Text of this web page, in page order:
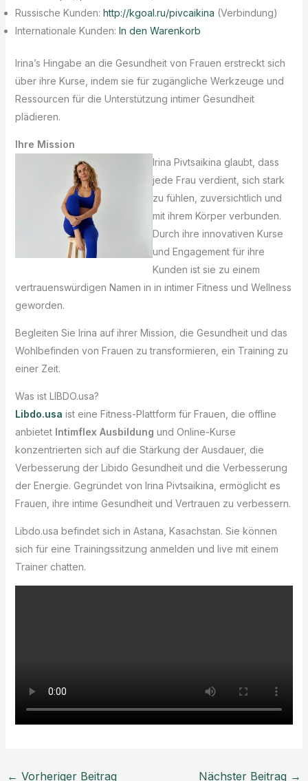
Russische Kunden: http://kgoal.ru/pivcaikina (Verbindung)
Internationale Kunden: In den Warenkorb
Irina’s Hingabe an die Gesundheit von Frauen erstreckt sich
über ihre Kurse, indem sie für zugängliche Werkzeuge und
Ressourcen für die Unterstützung intimer Gesundheit
plädieren.
Ihre Mission
Irina Pivtsaikina glaubt, dass
jede Frau verdient, sich stark
zu fühlen, zuversichtlich und
mit ihrem Körper verbunden.
Durch ihre innovativen Kurse
und Engagement für ihre
Kunden ist sie zu einem
vertrauenswürdigen Namen in in intimer Fitness und Wellness
geworden.
Begleiten Sie Irina auf ihrer Mission, die Gesundheit und das
Wohlbefinden von Frauen zu transformieren, ein Training zu
einer Zeit.
Was ist LIBDO.usa?
Libdo.usa ist eine Fitness-Plattform für Frauen, die offline
anbietet Intimflex Ausbildung und Online-Kurse
konzentrierten sich auf die Stärkung der Ausdauer, die
Verbesserung der Libido Gesundheit und die Verbesserung
der Energie. Gegründet von Irina Pivtsaikina, ermöglicht es
Frauen, ihre intime Gesundheit und Vertrauen zu verbessern.
Libdo.usa befindet sich in Astana, Kasachstan. Sie können
sich für eine Trainingssitzung anmelden und live mit einem
Trainer chatten.
← Vorheriger Beitrag Nächster Beitrag →